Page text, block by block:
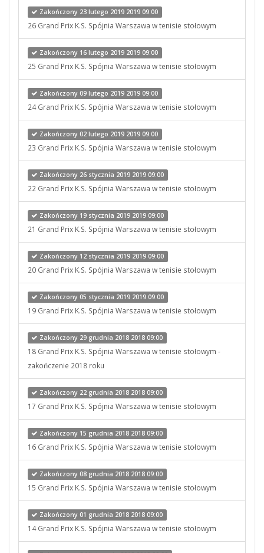
Zakończony 23 lutego 2019 2019 09:00
26 Grand Prix K.S. Spójnia Warszawa w tenisie stołowym
Zakończony 16 lutego 2019 2019 09:00
25 Grand Prix K.S. Spójnia Warszawa w tenisie stołowym
Zakończony 09 lutego 2019 2019 09:00
24 Grand Prix K.S. Spójnia Warszawa w tenisie stołowym
Zakończony 02 lutego 2019 2019 09:00
23 Grand Prix K.S. Spójnia Warszawa w tenisie stołowym
Zakończony 26 stycznia 2019 2019 09:00
22 Grand Prix K.S. Spójnia Warszawa w tenisie stołowym
Zakończony 19 stycznia 2019 2019 09:00
21 Grand Prix K.S. Spójnia Warszawa w tenisie stołowym
Zakończony 12 stycznia 2019 2019 09:00
20 Grand Prix K.S. Spójnia Warszawa w tenisie stołowym
Zakończony 05 stycznia 2019 2019 09:00
19 Grand Prix K.S. Spójnia Warszawa w tenisie stołowym
Zakończony 29 grudnia 2018 2018 09:00
18 Grand Prix K.S. Spójnia Warszawa w tenisie stołowym -
zakończenie 2018 roku
Zakończony 22 grudnia 2018 2018 09:00
17 Grand Prix K.S. Spójnia Warszawa w tenisie stołowym
Zakończony 15 grudnia 2018 2018 09:00
16 Grand Prix K.S. Spójnia Warszawa w tenisie stołowym
Zakończony 08 grudnia 2018 2018 09:00
15 Grand Prix K.S. Spójnia Warszawa w tenisie stołowym
Zakończony 01 grudnia 2018 2018 09:00
14 Grand Prix K.S. Spójnia Warszawa w tenisie stołowym